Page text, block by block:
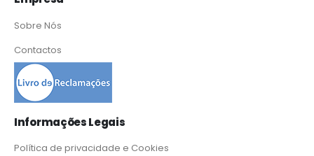
Sobre Nós
Contactos
Informações Legais
Política de privacidade e Cookies